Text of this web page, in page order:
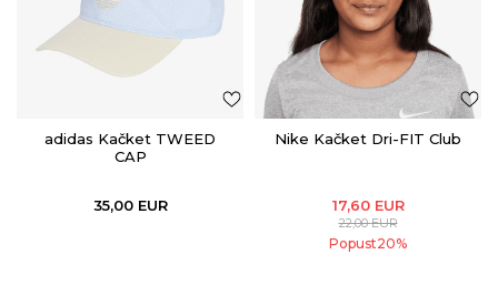
adidas Kačket TWEED
CAP
35,00 EUR
Nike Kačket Dri-FIT Club
17,60 EUR
22,00EUR
Popust20%